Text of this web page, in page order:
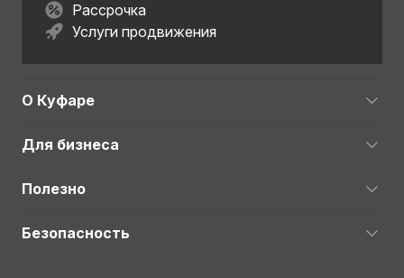
Рассрочка
Услуги продвижения
О Куфаре
Для бизнеса
Полезно
Безопасность